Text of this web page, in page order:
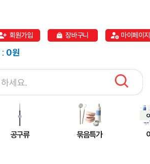
회원가입 장바구니 마이페이지
0원
공구류 묶음특가